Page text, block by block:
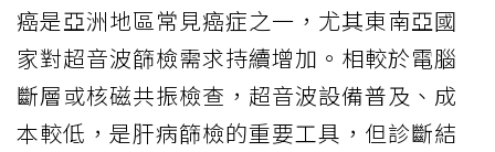
癌是亞洲地區常見癌症之一，尤其東南亞國
家對超音波篩檢需求持續增加。相較於電腦
斷層或核磁共振檢查，超音波設備普及、成
本較低，是肝病篩檢的重要工具，但診斷結